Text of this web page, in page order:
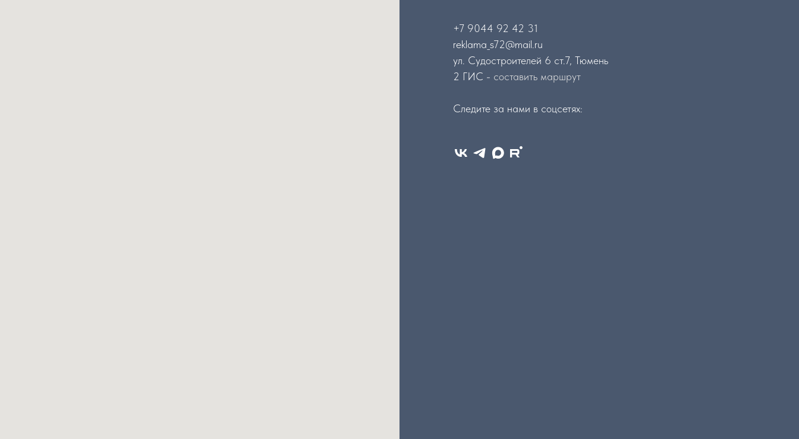
+7 9044 92 42 31
reklama_s72@mail.ru
ул. Судостроителей 6 ст.7, Тюмень
2 ГИС - составить маршрут
Следите за нами в соцсетях: